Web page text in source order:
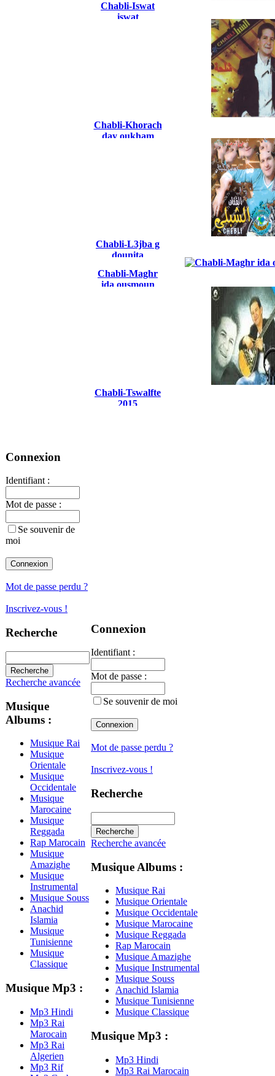
Connexion
Identifiant :
Mot de passe :
Se souvenir de
moi
Mot de passe perdu ?
Inscrivez-vous !
Recherche
Recherche avancée
Musique
Albums :
Musique Rai
Musique
Orientale
Musique
Occidentale
Musique
Marocaine
Musique
Reggada
Rap Marocain
Musique
Amazighe
Musique
Instrumental
Musique Souss
Anachid
Islamia
Musique
Tunisienne
Musique
Classique
Musique Mp3 :
Mp3 Hindi
Mp3 Rai
Marocain
Mp3 Rai
Algerien
Mp3 Rif
Chabli-Iswat
iswat
Chabli-Khorach
day oukham
Chabli-L3jba g
dounita
Chabli-Maghr
ida ousmoun
Chabli-Tswalfte
2015
Connexion
Identifiant :
Mot de passe :
Se souvenir de moi
Mot de passe perdu ?
Inscrivez-vous !
Recherche
Recherche avancée
Musique Albums :
Musique Rai
Musique Orientale
Musique Occidentale
Musique Marocaine
Musique Reggada
Rap Marocain
Musique Amazighe
Musique Instrumental
Musique Souss
Anachid Islamia
Musique Tunisienne
Musique Classique
Musique Mp3 :
Mp3 Hindi
Mp3 Rai Marocain